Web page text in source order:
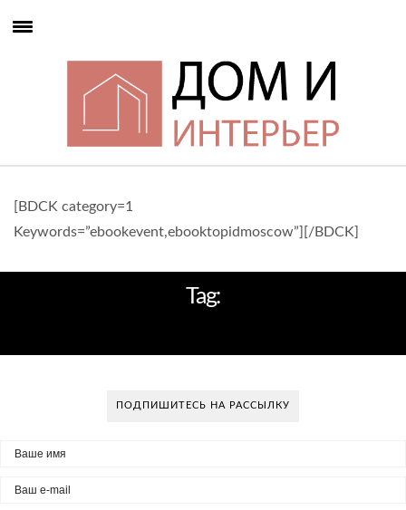
[BDCK category=1
Keywords=”ebookevent,ebooktopidmoscow”][/BDCK]
Tag:
ПОДПИШИТЕСЬ НА РАССЫЛКУ